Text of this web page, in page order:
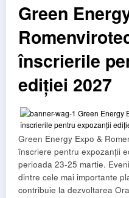
Green
înscrierile
ediției 2027
Green Energy Expo &
înscriere pentru expozanții
perioada 23-25 martie.
dintre cele mai importante
contribuie la dezvoltarea